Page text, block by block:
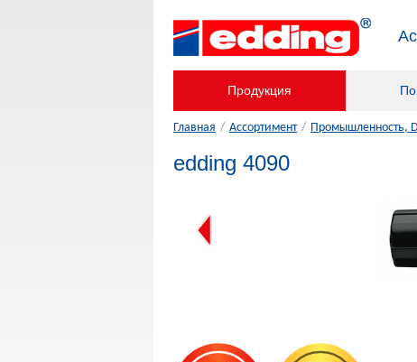
Продукция
Главная / Ассортимент / Промышленность,
edding 4090